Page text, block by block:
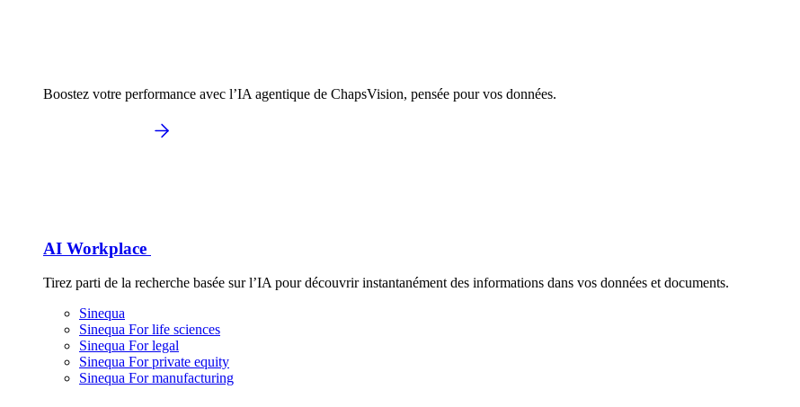
Boostez votre performance avec l’IA agentique de ChapsVision, pensée pour vos données.
AI Workplace
Tirez parti de la recherche basée sur l’IA pour découvrir instantanément des informations dans vos données et documents.
Sinequa
Sinequa For life sciences
Sinequa For legal
Sinequa For private equity
Sinequa For manufacturing